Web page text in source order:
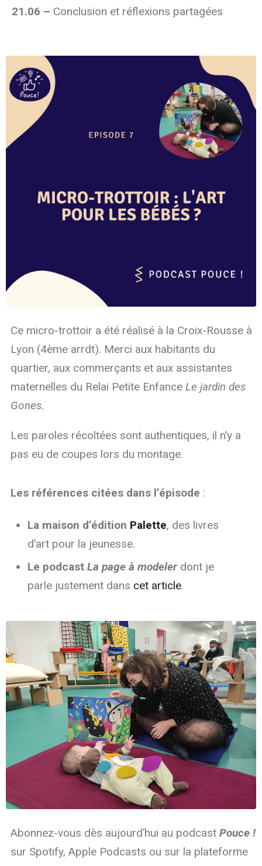
21.06 – Conclusion et réflexions partagées
Ce micro-trottoir a été réalisé à la Croix-Rousse à
Lyon (4ème arrdt). Merci aux habitants du
quartier, aux commerçants et aux assistantes
maternelles du Relai Petite Enfance Le jardin des
Gones.
Les paroles récoltées sont authentiques, il n’y a
pas eu de coupes lors du montage.
Les références citées dans l’épisode :
La maison d’édition Palette, des livres
d’art pour la jeunesse.
Le podcast La page à modelerdont je
parle justement dans cet article.
Abonnez-vous dès aujourd’hui au podcast Pouce !
sur Spotify, Apple Podcasts ou sur la plateforme